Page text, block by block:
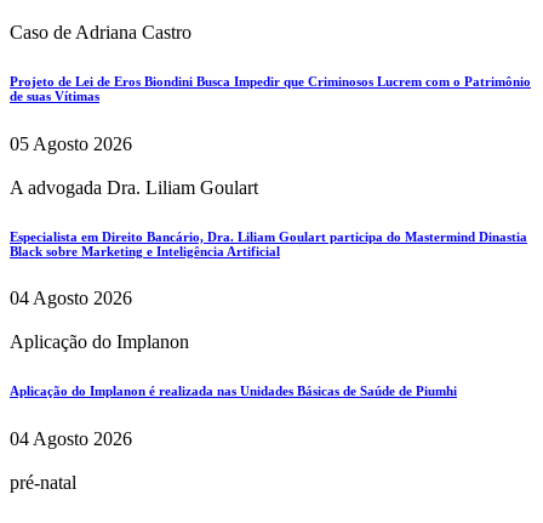
Caso de Adriana Castro
Projeto de Lei de Eros Biondini Busca Impedir que Criminosos Lucrem com o Patrimônio
de suas Vítimas
05 Agosto 2026
A advogada Dra. Liliam Goulart
Especialista em Direito Bancário, Dra. Liliam Goulart participa do Mastermind Dinastia
Black sobre Marketing e Inteligência Artificial
04 Agosto 2026
Aplicação do Implanon
Aplicação do Implanon é realizada nas Unidades Básicas de Saúde de Piumhi
04 Agosto 2026
pré-natal